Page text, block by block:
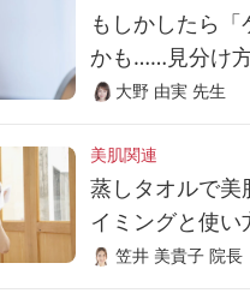
もしかしたら「
かも……見分け
大野 由実 先生
美肌関連
蒸しタオルで美
イミングと使い
笠井 美貴子 院長